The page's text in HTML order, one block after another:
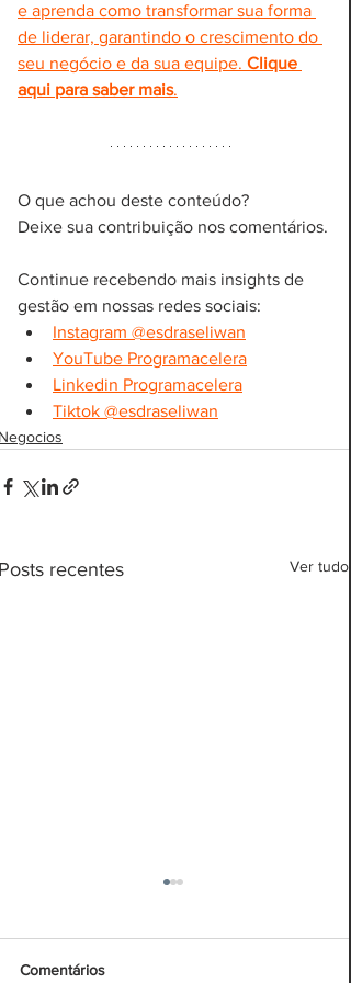
e aprenda como transformar sua forma
de liderar, garantindo o crescimento do
seu negócio e da sua equipe. Clique
aqui para saber mais.
O que achou deste conteúdo?
Deixe sua contribuição nos comentários.
Continue recebendo mais insights de
gestão em nossas redes sociais:
Instagram @esdraseliwan
YouTube Programacelera
Linkedin Programacelera
Tiktok @esdraseliwan
recentes Ver tudo
Comentários